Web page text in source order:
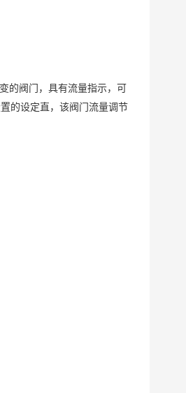
的阀门，具有流量指示，可
的设定直，该阀门流量调节